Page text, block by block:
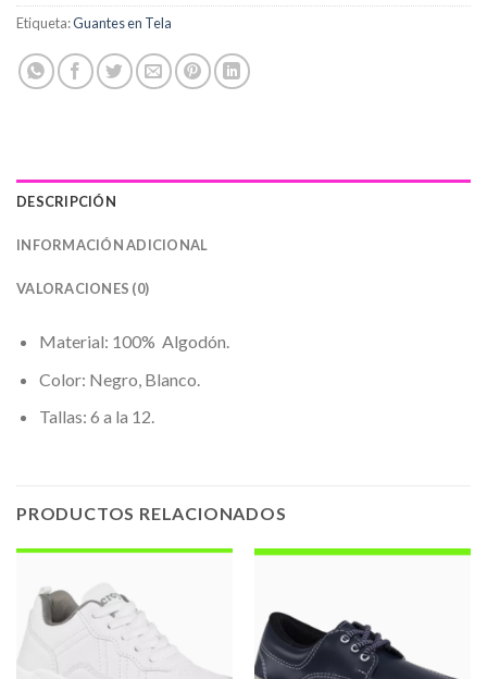
Etiqueta:Guantes en Tela
DESCRIPCIÓN
INFORMACIÓN ADICIONAL
VALORACIONES (0)
Material: 100% Algodón.
Color: Negro, Blanco.
Tallas: 6 a la 12.
PRODUCTOS RELACIONADOS